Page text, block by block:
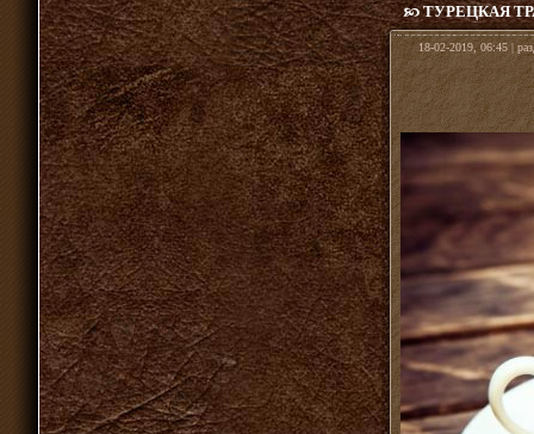
ТУРЕЦКАЯ
18-02-2019, 06:45 |